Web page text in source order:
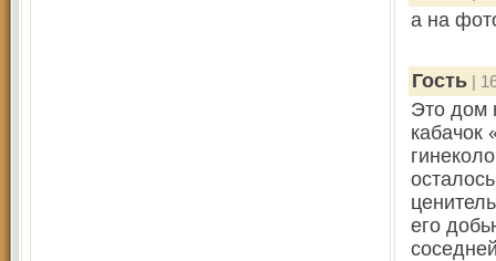
а на
Гость |
Это дом
кабачок
его